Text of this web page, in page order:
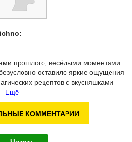
прошлого, весёлыми моментами
оставило яркие ощущения
рецептов с вкусняшками
Ещё
КОММЕНТАРИИ